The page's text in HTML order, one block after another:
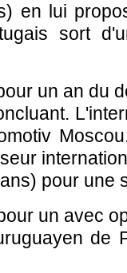
en lui
sort
un an du
pour une
un avec
de